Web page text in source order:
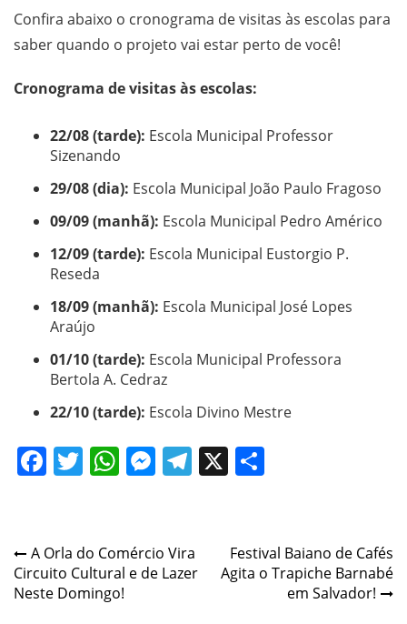
Confira abaixo o cronograma de visitas às escolas para
saber quando o projeto vai estar perto de você!
Cronograma de visitas às escolas:
22/08 (tarde): Escola Municipal Professor
Sizenando
29/08 (dia): Escola Municipal João Paulo Fragoso
09/09 (manhã): Escola Municipal Pedro Américo
12/09 (tarde): Escola Municipal Eustorgio P.
Reseda
18/09 (manhã): Escola Municipal José Lopes
Araújo
01/10 (tarde): Escola Municipal Professora
Bertola A. Cedraz
22/10 (tarde): Escola Divino Mestre
Facebook
Twitter
WhatsApp
Messenger
Telegram
X
Post
navigation
A Orla do Comércio Vira
Circuito Cultural e de Lazer
Neste Domingo!
Festival Baiano de Cafés
Agita o Trapiche Barnabé
em Salvador!